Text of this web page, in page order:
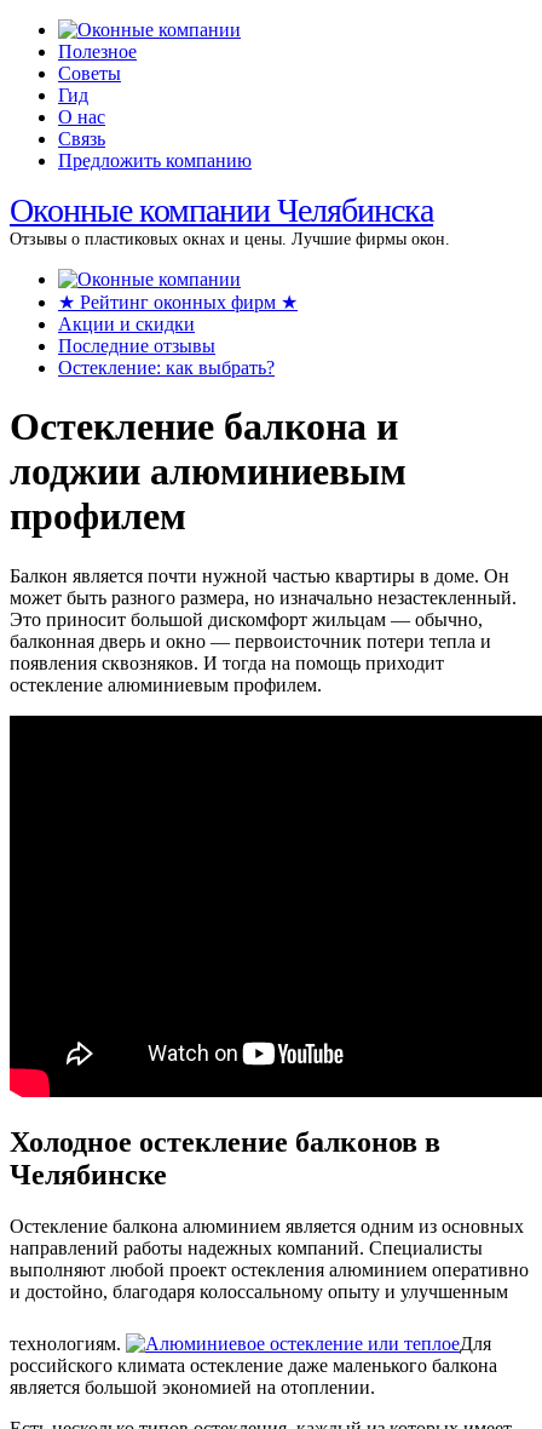
Полезное
Советы
Гид
О нас
Связь
Предложить компанию
Оконные компании Челябинска
Отзывы о пластиковых окнах и цены. Лучшие фирмы окон.
★ Рейтинг оконных фирм ★
Акции и скидки
Последние отзывы
Остекление: как выбрать?
Остекление балкона и
лоджии алюминиевым
профилем
Балкон является почти нужной частью квартиры в доме. Он
может быть разного размера, но изначально незастекленный.
Это приносит большой дискомфорт жильцам — обычно,
балконная дверь и окно — первоисточник потери тепла и
появления сквозняков. И тогда на помощь приходит
остекление алюминиевым профилем.
Холодное остекление балконов в
Челябинске
Остекление балкона алюминием является одним из основных
направлений работы надежных компаний. Специалисты
выполняют любой проект остекления алюминием оперативно
и достойно, благодаря колоссальному опыту и улучшенным
технологиям.
Для
российского климата остекление даже маленького балкона
является большой экономией на отоплении.